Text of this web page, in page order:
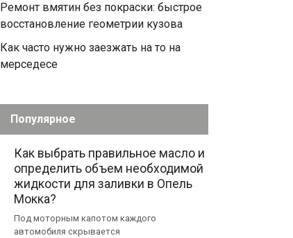
Ремонт вмятин без покраски: быстрое
восстановление геометрии кузова
Как часто нужно заезжать на то на
мерседесе
Популярное
Как выбрать правильное масло и
определить объем необходимой
жидкости для заливки в Опель
Мокка?
Под моторным капотом каждого
автомобиля скрывается